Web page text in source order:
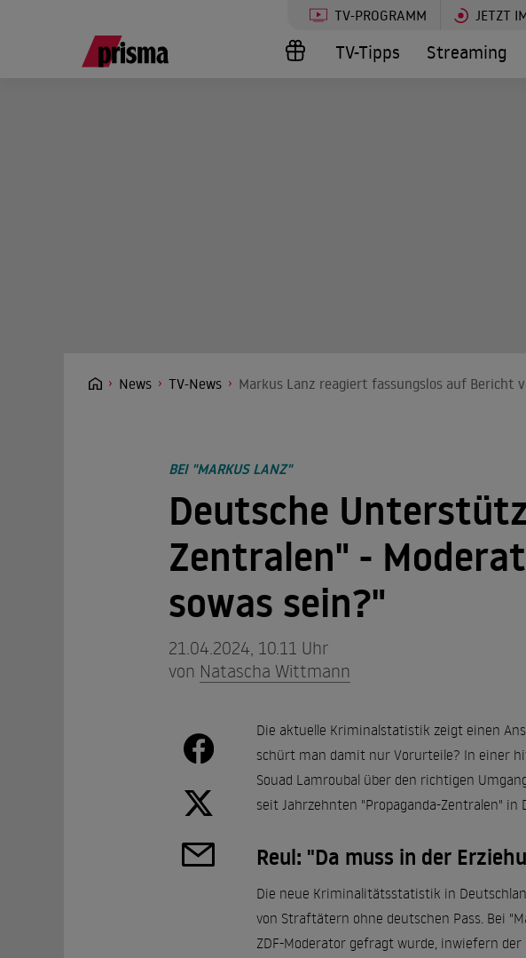
TV-PROGRAMM JETZT
TV-Tipps Streaming
News TV-News Markus Lanz reagiert fassungslos auf Bericht
BEI "MARKUS LANZ"
Deutsche
Zentralen" -
sowas sein?"
21.04.2024, 10.11 Uhr
von Natascha Wittmann
Die aktuelle Kriminalstatistik zeigt einen
schürt man damit nur Vorurteile? In einer
Souad Lamroubal über den richtigen
seit Jahrzehnten "Propaganda-Zentralen"
Reul: "Da muss in der
Die neue Kriminalitätsstatistik in
von Straftätern ohne deutschen Pass. Bei
ZDF-Moderator gefragt wurde, inwiefern